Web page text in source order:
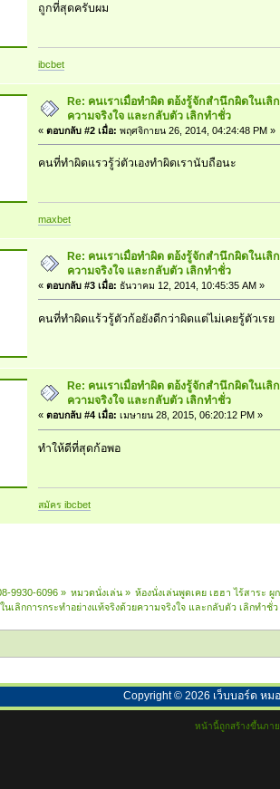
ถูกที่สุดครับผม
ibcbet
Re: คนเราเมื่อทำผิด ตอ้งรู้จักสำนึกผิดในเลิ
ความจริงใจ และกลับตัว เลิกทำชั่ว
«ตอบกลับ #2 เมื่อ: พฤศจิกายน 26, 2014, 04:24:48 PM »
คนที่ทำผิดแรวรู้ว่ตัวเองทำผิดเรานับถือนะ
maxbet
Re: คนเราเมื่อทำผิด ตอ้งรู้จักสำนึกผิดในเลิ
ความจริงใจ และกลับตัว เลิกทำชั่ว
«ตอบกลับ #3 เมื่อ: ธันวาคม 12, 2014, 10:45:35 AM »
คนที่ทำผิดแร้วรู้ตัวก้อยังดีกว่าผิดแต่ไม่เคยรู้ตัวเรย
Re: คนเราเมื่อทำผิด ตอ้งรู้จักสำนึกผิดในเลิ
ความจริงใจ และกลับตัว เลิกทำชั่ว
«ตอบกลับ #4 เมื่อ: เมษายน 28, 2015, 06:20:12 PM »
ทำให้ดีที่สุดก้อพอ
สมัคร ibcbet
9930-6096» หมวดนั่งเล่น» ห้องนั่งเล่นพูดเคย เฮฮา ไร้สาระ ผู
นเลิกการกระทำอย่างแท้จริงด้วยความจริงใจ และกลับตัว เลิกทำชั่ว
Copyright © 2026 เว็บบอร์ด หม
หน้านี้ถูกสร้างขึ้นภา